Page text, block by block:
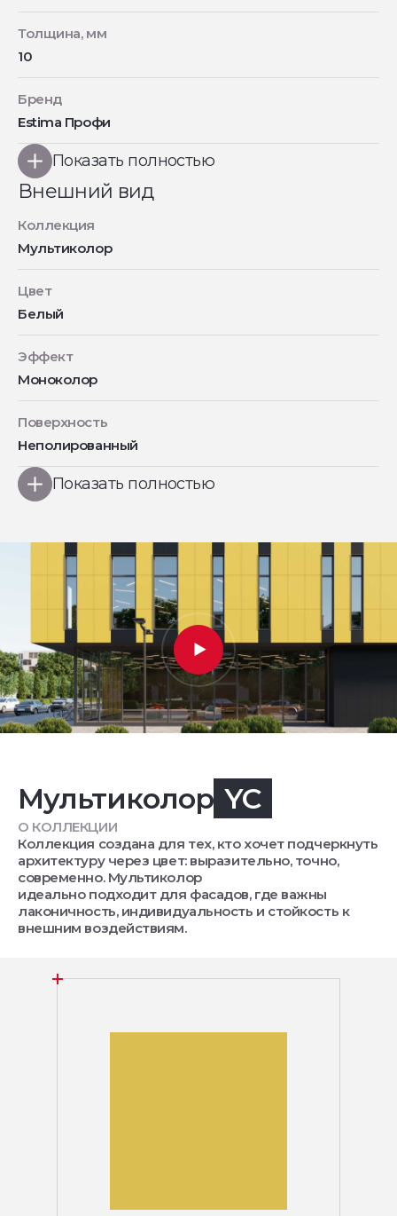
Толщина, мм
10
Бренд
Estima Профи
Показать полностью
Внешний вид
Коллекция
Мультиколор
Цвет
Белый
Эффект
Моноколор
Поверхность
Неполированный
Показать полностью
Мультиколор YC
О КОЛЛЕКЦИИ
Коллекция создана для тех, кто хочет подчеркнуть
архитектуру через цвет: выразительно, точно,
современно. Мультиколор
идеально подходит для фасадов, где важны
лаконичность, индивидуальность и стойкость к
внешним воздействиям.